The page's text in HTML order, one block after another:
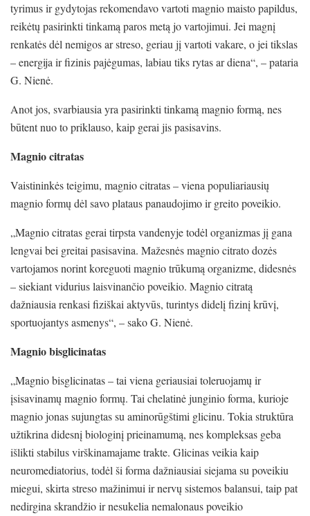
tyrimus ir gydytojas rekomendavo vartoti magnio maisto papildus,
reikėtų pasirinkti tinkamą paros metą jo vartojimui. Jei magnį
renkatės dėl nemigos ar streso, geriau jį vartoti vakare, o jei tikslas
– energija ir fizinis pajėgumas, labiau tiks rytas ar diena“, – pataria
G. Nienė.
Anot jos, svarbiausia yra pasirinkti tinkamą magnio formą, nes
būtent nuo to priklauso, kaip gerai jis pasisavins.
Magnio citratas
Vaistininkės teigimu, magnio citratas – viena populiariausių
magnio formų dėl savo plataus panaudojimo ir greito poveikio.
„Magnio citratas gerai tirpsta vandenyje todėl organizmas jį gana
lengvai bei greitai pasisavina. Mažesnės magnio citrato dozės
vartojamos norint koreguoti magnio trūkumą organizme, didesnės
– siekiant vidurius laisvinančio poveikio. Magnio citratą
dažniausia renkasi fiziškai aktyvūs, turintys didelį fizinį krūvį,
sportuojantys asmenys“, – sako G. Nienė.
Magnio bisglicinatas
„Magnio bisglicinatas – tai viena geriausiai toleruojamų ir
įsisavinamų magnio formų. Tai chelatinė junginio forma, kurioje
magnio jonas sujungtas su aminorūgštimi glicinu. Tokia struktūra
užtikrina didesnį biologinį prieinamumą, nes kompleksas geba
išlikti stabilus virškinamajame trakte. Glicinas veikia kaip
neuromediatorius, todėl ši forma dažniausiai siejama su poveikiu
miegui, skirta streso mažinimui ir nervų sistemos balansui, taip pat
nedirgina skrandžio ir nesukelia nemalonaus poveikio